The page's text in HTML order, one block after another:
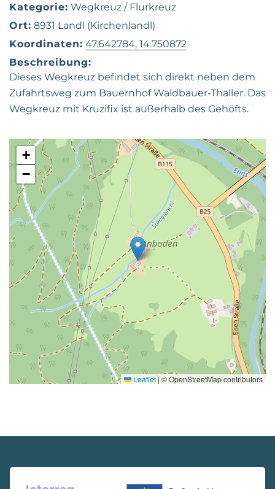
Kategorie: Wegkreuz / Flurkreuz
Ort: 8931 Landl (Kirchenlandl)
Koordinaten: 47.642784, 14.750872
Beschreibung:
Dieses Wegkreuz befindet sich direkt neben dem
Zufahrtsweg zum Bauernhof Waldbauer-Thaller. Das
Wegkreuz mit Kruzifix ist außerhalb des Gehöfts.
+
−
Leaflet|© OpenStreetMap contributors